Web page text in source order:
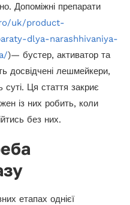
Допоміжні препарати
uk/product-
dlya-narashhivaniya-
)— бустер, активатор та
досвідчені лешмейкери,
Ця стаття закриє
із них робить, коли
без них.
етапах однієї